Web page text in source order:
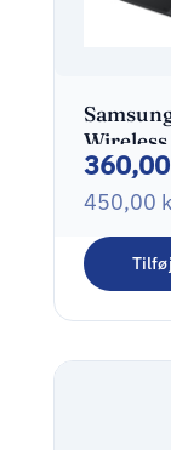
Wireless
Charger
Trådløs
360,00
450,00